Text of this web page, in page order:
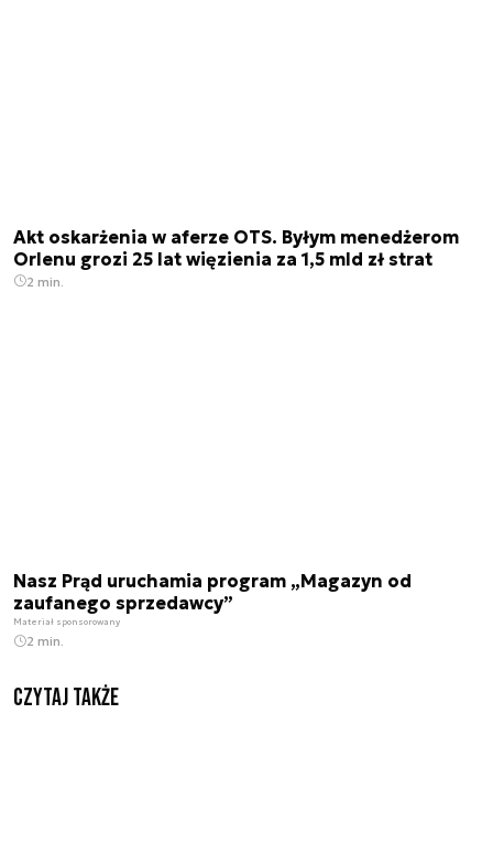
Akt oskarżenia w aferze OTS. Byłym menedżerom
Orlenu grozi 25 lat więzienia za 1,5 mld zł strat
2 min.
Nasz Prąd uruchamia program „Magazyn od
zaufanego sprzedawcy”
Materiał sponsorowany
2 min.
Czytaj także